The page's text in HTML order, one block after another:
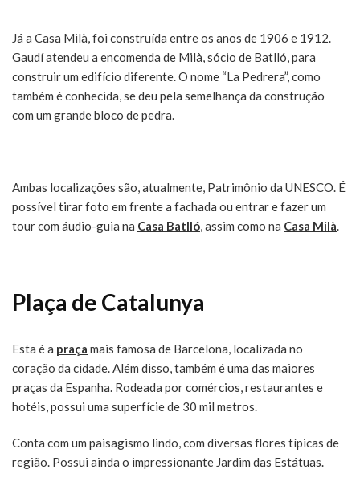
Já a Casa Milà, foi construída entre os anos de 1906 e 1912.
Gaudí atendeu a encomenda de Milà, sócio de Batlló, para
construir um edifício diferente. O nome “La Pedrera”, como
também é conhecida, se deu pela semelhança da construção
com um grande bloco de pedra.
Ambas localizações são, atualmente, Patrimônio da UNESCO. É
possível tirar foto em frente a fachada ou entrar e fazer um
tour com áudio-guia na Casa Batlló, assim como na Casa Milà.
Plaça de Catalunya
Esta é a praça mais famosa de Barcelona, localizada no
coração da cidade. Além disso, também é uma das maiores
praças da Espanha. Rodeada por comércios, restaurantes e
hotéis, possui uma superfície de 30 mil metros.
Conta com um paisagismo lindo, com diversas flores típicas de
região. Possui ainda o impressionante Jardim das Estátuas.